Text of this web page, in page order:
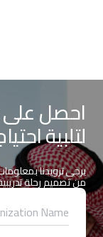
احصل
لتلبية
يرجى تزويدنا
من تصميم رحلة